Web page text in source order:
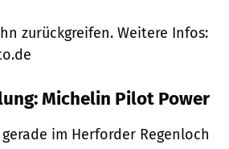
zurückgreifen. Weitere Infos:
Michelin Pilot Power
im Herforder Regenloch